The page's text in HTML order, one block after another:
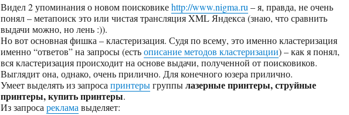
Видел 2 упоминания о новом поисковикеhttp://www.nigma.ru – я, правда, не очень
понял – метапоиск это или чистая трансляция XML Яндекса (знаю, что сравнить
выдачи можно, но лень :)).
Но вот основная фишка – кластеризация. Судя по всему, это именно кластеризация
именно “ответов” на запросы (естьописание методов кластеризации) – как я понял,
вся кластеризация происходит на основе выдачи, полученной от поисковиков.
Выглядит она, однако, очень прилично. Для конечного юзера прилично.
Умеет выделять из запроса принтерыгруппылазерные принтеры, струйные
принтеры, купить принтеры.
Из запроса реклама выделяет: